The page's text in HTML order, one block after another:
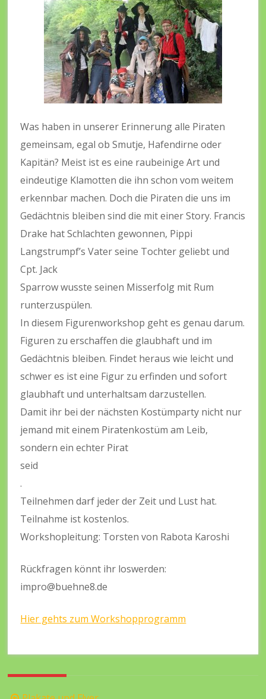
Was haben in unserer Erinnerung alle Piraten
gemeinsam, egal ob Smutje, Hafendirne oder
Kapitän? Meist ist es eine raubeinige Art und
eindeutige Klamotten die ihn schon vom weitem
erkennbar machen. Doch die Piraten die uns im
Gedächtnis bleiben sind die mit einer Story. Francis
Drake hat Schlachten gewonnen, Pippi
Langstrumpf’s Vater seine Tochter geliebt und
Cpt. Jack
Sparrow wusste seinen Misserfolg mit Rum
runterzuspülen.
In diesem Figurenworkshop geht es genau darum.
Figuren zu erschaffen die glaubhaft und im
Gedächtnis bleiben. Findet heraus wie leicht und
schwer es ist eine Figur zu erfinden und sofort
glaubhaft und unterhaltsam darzustellen.
Damit ihr bei der nächsten Kostümparty nicht nur
jemand mit einem Piratenkostüm am Leib,
sondern ein echter Pirat
seid
.
Teilnehmen darf jeder der Zeit und Lust hat.
Teilnahme ist kostenlos.
Workshopleitung: Torsten von Rabota Karoshi
Rückfragen könnt ihr loswerden:
impro@buehne8.de
Hier gehts zum Workshopprogramm